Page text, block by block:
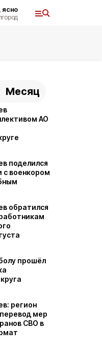
ясно
Месяц
АО
поделился
с военкором
обратился
прошёл
регион
мер
СВО в